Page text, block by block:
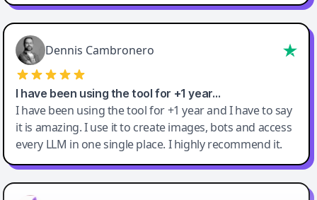
Dennis Cambronero
I have been using the tool for +1 year…
I have been using the tool for +1 year and I have to say
it is amazing. I use it to create images, bots and access
every LLM in one single place. I highly recommend it.